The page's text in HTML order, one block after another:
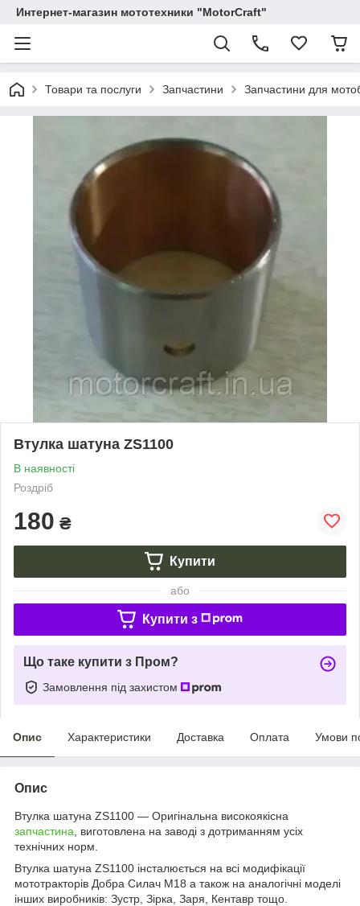
Интернет-магазин мототехники "MotorCraft"
Товари та послуги Запчастини Запчастини для
Втулка шатуна ZS1100
В наявності
Роздріб
180 ₴
Купити
або
Купити з
Що таке купити з Пром?
Замовлення під захистом
Опис Характеристики Доставка Оплата Умови
Опис
Втулка шатуна ZS1100 — Оригінальна високоякісна
запчастина , виготовлена на заводі з дотриманням усіх
технічних норм.
Втулка шатуна ZS1100 інсталюється на всі модифікації
мототракторів Добра Силач М18 а також на аналогічні моделі
інших виробників: Зустр, Зірка, Заря, Кентавр тощо.